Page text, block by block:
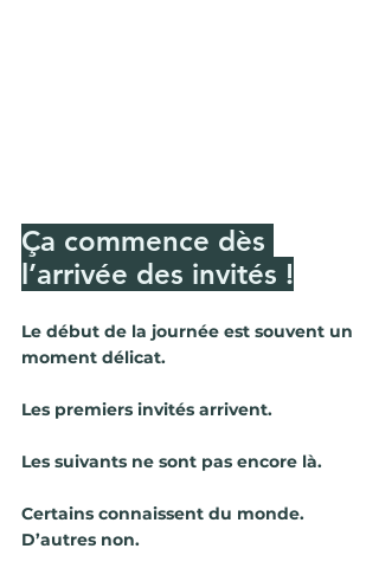
Ça commence dès
l’arrivée des invités !
Le début de la journée est souvent un
moment délicat.
Les premiers invités arrivent.
Les suivants ne sont pas encore là.
Certains connaissent du monde.
D’autres non.